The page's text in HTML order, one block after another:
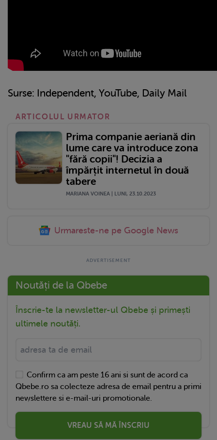
Surse: Independent, YouTube, Daily Mail
ARTICOLUL URMATOR
Prima companie aeriană din
lume care va introduce zona
"fără copii"! Decizia a
împărțit internetul în două
tabere
MARIANA VOINEA | LUNI, 23.10.2023
Urmareste-ne pe Google News
Noutăți de la Qbebe
Înscrie-te la newsletter-ul Qbebe și primești
ultimele noutăți.
Confirm ca am peste 16 ani si sunt de acord ca
Qbebe.ro sa colecteze adresa de email pentru a primi
newslettere si e-mail-uri promotionale.
VREAU SĂ MĂ ÎNSCRIU